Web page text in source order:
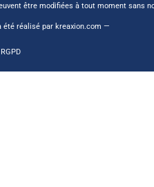
être modifiées à tout moment sans
été réalisé par kreaxion.com —